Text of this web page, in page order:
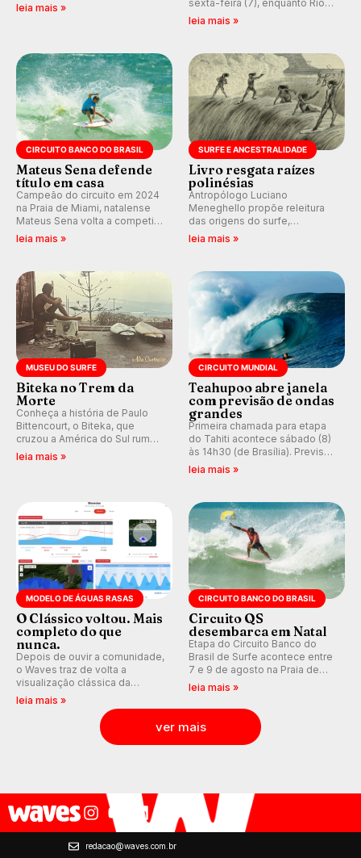
Tahiti Pro 2026 e participe dos
leia mais »
sexta-feira (7), enquanto Rio
de Janeiro também recebe
km/h em Itanhaém.
leia mais »
CIRCUITO BANCO DO BRASIL
Mateus Sena defende
título em casa
Campeão do circuito em 2024
na Praia de Miami, natalense
Mateus Sena volta a competir
em casa em busca de manter a
leia mais »
SURFE E ANCESTRALIDADE
Livro resgata raízes
polinésias
Antropólogo Luciano
Meneghello propõe releitura
das origens do surfe,
resgatando a cultura polinésia
prática em esporte e indústria.
leia mais »
MUSEU DO SURFE
Biteka no Trem da
Morte
Conheça a história de Paulo
Bittencourt, o Biteka, que
cruzou a América do Sul rumo
ao Pacífico em uma jornada
leia mais »
CIRCUITO MUNDIAL
Teahupoo abre janela
com previsão de ondas
grandes
Primeira chamada para etapa
do Tahiti acontece sábado (8)
às 14h30 (de Brasília). Previsão
indica swell consistente.
Kelly Slater convidado.
leia mais »
MODELO DE ÁGUAS RASAS
O Clássico voltou. Mais
completo do que
nunca.
Depois de ouvir a comunidade,
o Waves traz de volta a
visualização clássica da
previsão de águas rasas,
agora integrada à nova
plataforma e com previsão das
ondas para até 16 dias.
leia mais »
CIRCUITO BANCO DO BRASIL
Circuito QS
desembarca em Natal
Etapa do Circuito Banco do
Brasil de Surfe acontece entre
7 e 9 de agosto na Praia de
Miami (RN), em disputas
(QS) 4.000 e pela corrida por
vagas no Challenger Series.
leia mais »
ver mais
redacao@waves.com.br